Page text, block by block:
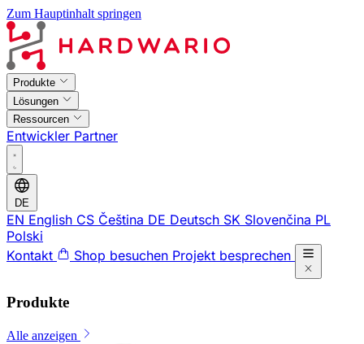
Zum Hauptinhalt springen
Produkte
Lösungen
Ressourcen
Entwickler Partner
DE
EN English CS Čeština DE Deutsch SK Slovenčina PL
Polski
Kontakt
Shop besuchen Projekt besprechen
Produkte
Alle anzeigen